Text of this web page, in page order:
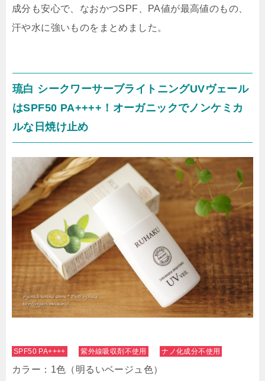
成分も安心で、なおかつSPF、PA値が最高値のもの、
汗や水に強いものをまとめました。
琉白 シークワーサーブライトニングUVヴェール
はSPF50 PA++++！オーガニックでノンケミカ
ルな日焼け止め
SPF50 PA++++ 紫外線吸収剤不使用 ナノ化成分不使用
カラー：1色（明るいベージュ色）